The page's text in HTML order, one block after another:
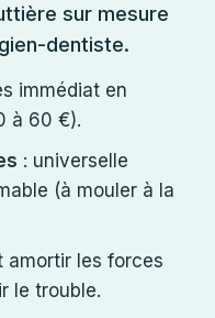
sur mesure
dentiste.
immédiat en
à 60 €).
: universelle
(à mouler à la
amortir les forces
le trouble.